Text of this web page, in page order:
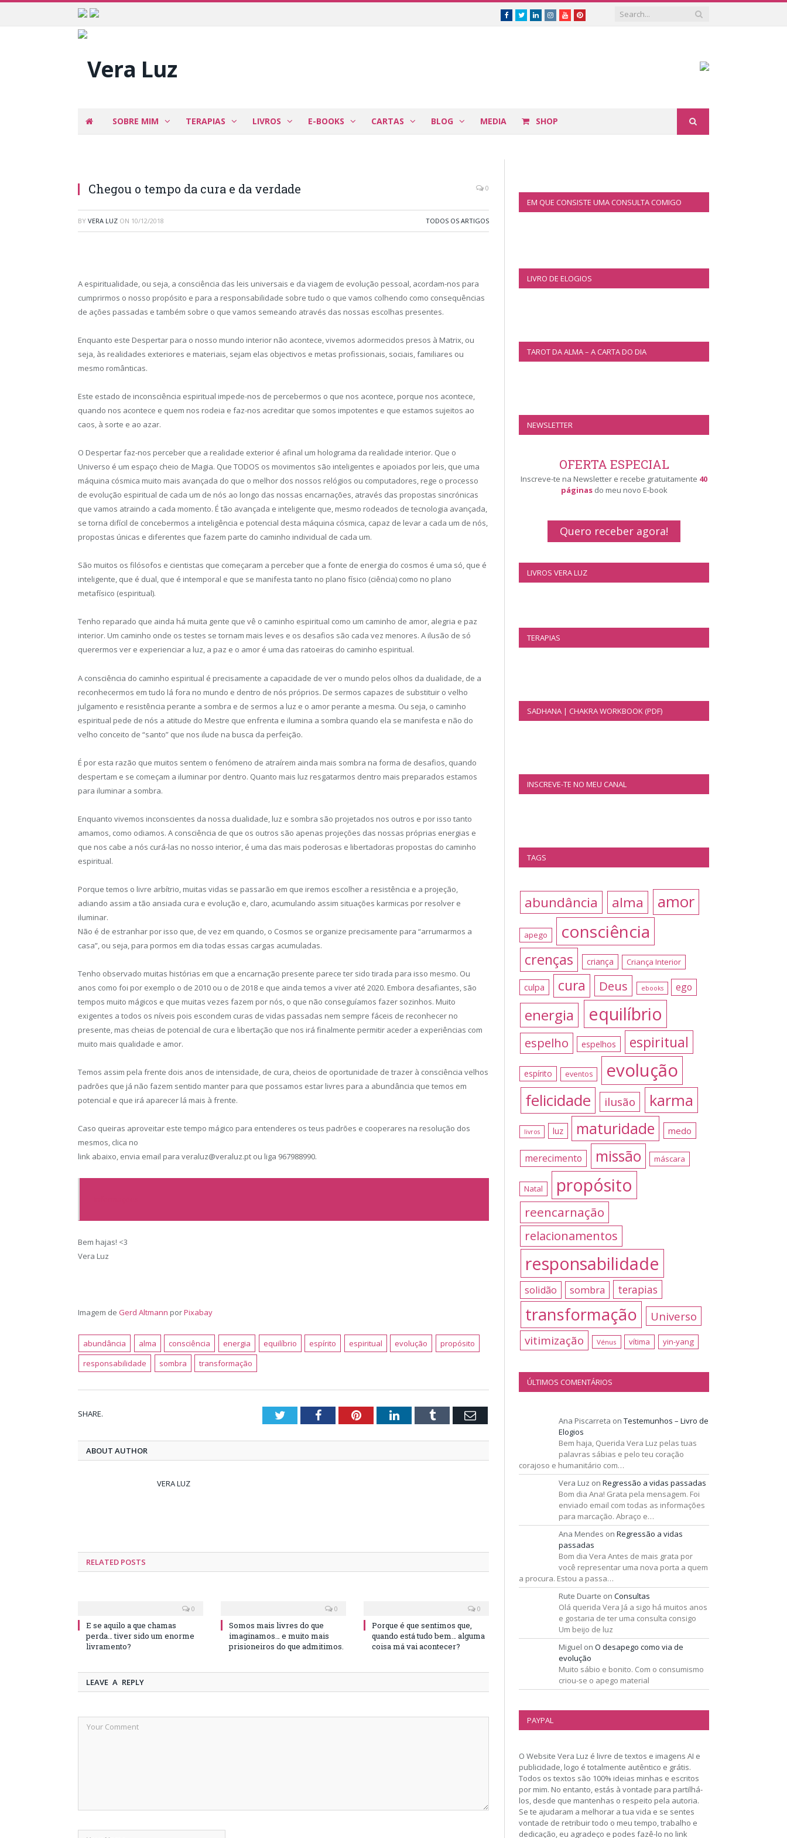
Facebook
TwitterLinkedinInstagram
YoutubePinterest
SOBRE MIM TERAPIAS LIVROS E-BOOKS CARTAS BLOG MEDIA SHOP
Chegou o tempo da cura e da verdade 0
BY VERA LUZ ON 10/12/2018 TODOS OS ARTIGOS
A espiritualidade, ou seja, a consciência das leis universais e da viagem de evolução pessoal, acordam-nos para
cumprirmos o nosso propósito e para a responsabilidade sobre tudo o que vamos colhendo como consequências
de ações passadas e também sobre o que vamos semeando através das nossas escolhas presentes.
Enquanto este Despertar para o nosso mundo interior não acontece, vivemos adormecidos presos à Matrix, ou
seja, às realidades exteriores e materiais, sejam elas objectivos e metas profissionais, sociais, familiares ou
mesmo românticas.
Este estado de inconsciência espiritual impede-nos de percebermos o que nos acontece, porque nos acontece,
quando nos acontece e quem nos rodeia e faz-nos acreditar que somos impotentes e que estamos sujeitos ao
caos, à sorte e ao azar.
O Despertar faz-nos perceber que a realidade exterior é afinal um holograma da realidade interior. Que o
Universo é um espaço cheio de Magia. Que TODOS os movimentos são inteligentes e apoiados por leis, que uma
máquina cósmica muito mais avançada do que o melhor dos nossos relógios ou computadores, rege o processo
de evolução espiritual de cada um de nós ao longo das nossas encarnações, através das propostas sincrónicas
que vamos atraindo a cada momento. É tão avançada e inteligente que, mesmo rodeados de tecnologia avançada,
se torna difícil de concebermos a inteligência e potencial desta máquina cósmica, capaz de levar a cada um de nós,
propostas únicas e diferentes que fazem parte do caminho individual de cada um.
São muitos os filósofos e cientistas que começaram a perceber que a fonte de energia do cosmos é uma só, que é
inteligente, que é dual, que é intemporal e que se manifesta tanto no plano físico (ciência) como no plano
metafísico (espiritual).
Tenho reparado que ainda há muita gente que vê o caminho espiritual como um caminho de amor, alegria e paz
interior. Um caminho onde os testes se tornam mais leves e os desafios são cada vez menores. A ilusão de só
querermos ver e experienciar a luz, a paz e o amor é uma das ratoeiras do caminho espiritual.
A consciência do caminho espiritual é precisamente a capacidade de ver o mundo pelos olhos da dualidade, de a
reconhecermos em tudo lá fora no mundo e dentro de nós próprios. De sermos capazes de substituir o velho
julgamento e resistência perante a sombra e de sermos a luz e o amor perante a mesma. Ou seja, o caminho
espiritual pede de nós a atitude do Mestre que enfrenta e ilumina a sombra quando ela se manifesta e não do
velho conceito de “santo” que nos ilude na busca da perfeição.
É por esta razão que muitos sentem o fenómeno de atraírem ainda mais sombra na forma de desafios, quando
despertam e se começam a iluminar por dentro. Quanto mais luz resgatarmos dentro mais preparados estamos
para iluminar a sombra.
Enquanto vivemos inconscientes da nossa dualidade, luz e sombra são projetados nos outros e por isso tanto
amamos, como odiamos. A consciência de que os outros são apenas projeções das nossas próprias energias e
que nos cabe a nós curá-las no nosso interior, é uma das mais poderosas e libertadoras propostas do caminho
espiritual.
Porque temos o livre arbítrio, muitas vidas se passarão em que iremos escolher a resistência e a projeção,
adiando assim a tão ansiada cura e evolução e, claro, acumulando assim situações karmicas por resolver e
iluminar.
Não é de estranhar por isso que, de vez em quando, o Cosmos se organize precisamente para “arrumarmos a
casa”, ou seja, para pormos em dia todas essas cargas acumuladas.
Tenho observado muitas histórias em que a encarnação presente parece ter sido tirada para isso mesmo. Ou
anos como foi por exemplo o de 2010 ou o de 2018 e que ainda temos a viver até 2020. Embora desafiantes, são
tempos muito mágicos e que muitas vezes fazem por nós, o que não conseguíamos fazer sozinhos. Muito
exigentes a todos os níveis pois escondem curas de vidas passadas nem sempre fáceis de reconhecer no
presente, mas cheias de potencial de cura e libertação que nos irá finalmente permitir aceder a experiências com
muito mais qualidade e amor.
Temos assim pela frente dois anos de intensidade, de cura, cheios de oportunidade de trazer à consciência velhos
padrões que já não fazem sentido manter para que possamos estar livres para a abundância que temos em
potencial e que irá aparecer lá mais à frente.
Caso queiras aproveitar este tempo mágico para entenderes os teus padrões e cooperares na resolução dos
mesmos, clica no
link abaixo, envia email para veraluz@veraluz.pt ou liga 967988990.
Bem hajas! <3
Vera Luz
Imagem de Gerd Altmann porPixabay
abundância alma consciência energia equilíbrio espírito espiritual evolução
propósito
responsabilidade
sombra transformação
SHARE. TwitterFacebookPinterestLinkedInTumblr Email
ABOUT AUTHOR
VERA LUZ
RELATED POSTS
0
E se aquilo a que chamas
perda… tiver sido um enorme
livramento?
0
Somos mais livres do que
imaginamos… e muito mais
prisioneiros do que admitimos.
0
Porque é que sentimos que,
quando está tudo bem… alguma
coisa má vai acontecer?
LEAVE A REPLY
EM QUE CONSISTE UMA CONSULTA COMIGO
LIVRO DE ELOGIOS
TAROT DA ALMA – A CARTA DO DIA
NEWSLETTER
OFERTA ESPECIAL
Inscreve-te na Newsletter e recebe gratuitamente 40
páginasdo meu novo E-book
Quero receber agora!
LIVROS VERA LUZ
TERAPIAS
SADHANA | CHAKRA WORKBOOK (PDF)
INSCREVE-TE NO MEU CANAL
TAGS
abundância alma amor
apego consciência
crenças criança Criança Interior
culpa cura Deus ebooks ego
energia equilíbrio
espelho espelhos espiritual
espírito eventos evolução
felicidade ilusão karma
livros luz maturidade medo
merecimento missão máscara
Natal propósito
reencarnação
relacionamentos
responsabilidade
solidão sombra terapias
transformação Universo
vitimização Vénus vítima yin-yang
ÚLTIMOS COMENTÁRIOS
Ana Piscarreta on Testemunhos – Livro de
Elogios
Bem haja, Querida Vera Luz pelas tuas
palavras sábias e pelo teu coração
corajoso e humanitário com…
Vera Luz on Regressão a vidas passadas
Bom dia Ana! Grata pela mensagem. Foi
enviado email com todas as informações
para marcação. Abraço e…
Ana Mendes on Regressão a vidas
passadas
Bom dia Vera Antes de mais grata por
você representar uma nova porta a quem
a procura. Estou a passa…
Rute Duarte on Consultas
Olá querida Vera Já a sigo há muitos anos
e gostaria de ter uma consulta consigo
Um beijo de luz
Miguel on O desapego como via de
evolução
Muito sábio e bonito. Com o consumismo
criou-se o apego material
PAYPAL
O Website Vera Luz é livre de textos e imagens AI e
publicidade, logo é totalmente autêntico e grátis.
Todos os textos são 100% ideias minhas e escritos
por mim. No entanto, estás à vontade para partilhá-
los, desde que mantenhas o respeito pela autoria.
Se te ajudaram a melhorar a tua vida e se sentes
vontade de retribuir todo o meu tempo, trabalho e
dedicação, eu agradeço e podes fazê-lo no link